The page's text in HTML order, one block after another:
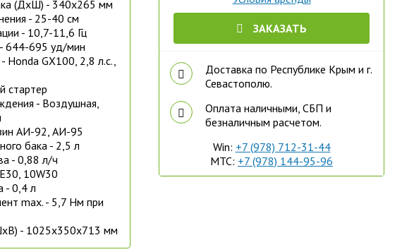
ЗАКАЗАТЬ
Доставка по Республике Крым и г.
Севастополю.
Оплата наличными, СБП и
безналичным расчетом.
Win: +7 (978) 712-31-44
МТС: +7 (978) 144-95-96
(ДхШ) - 340х265 мм
- 25-40 см
- 10,7-11,6 Гц
644-695 уд/мин
- Honda GX100, 2,8 л.с.,
стартер
- Воздушная,
АИ-92, АИ-95
бака - 2,5 л
- 0,88 л/ч
10W30
- 0,4 л
max. - 5,7 Нм при
- 1025х350х713 мм